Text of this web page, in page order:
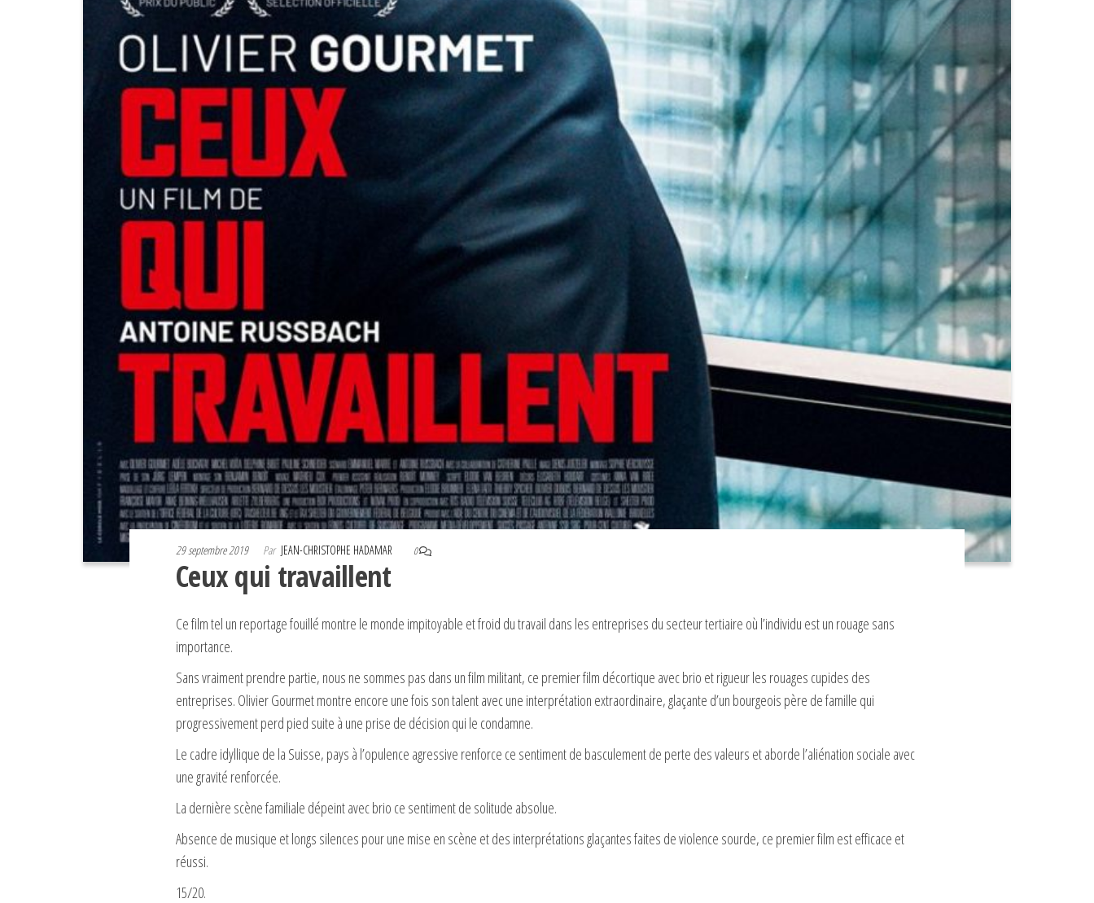
29 septembre 2019 Par JEAN-CHRISTOPHE HADAMAR 0
Ceux qui travaillent
Ce film tel un reportage fouillé montre le monde impitoyable et froid du travail dans les entreprises du secteur tertiaire où l’individu est un rouage sans
importance.
Sans vraiment prendre partie, nous ne sommes pas dans un film militant, ce premier film décortique avec brio et rigueur les rouages cupides des
entreprises. Olivier Gourmet montre encore une fois son talent avec une interprétation extraordinaire, glaçante d’un bourgeois père de famille qui
progressivement perd pied suite à une prise de décision qui le condamne.
Le cadre idyllique de la Suisse, pays à l’opulence agressive renforce ce sentiment de basculement de perte des valeurs et aborde l’aliénation sociale avec
une gravité renforcée.
La dernière scène familiale dépeint avec brio ce sentiment de solitude absolue.
Absence de musique et longs silences pour une mise en scène et des interprétations glaçantes faites de violence sourde, ce premier film est efficace et
réussi.
15/20.